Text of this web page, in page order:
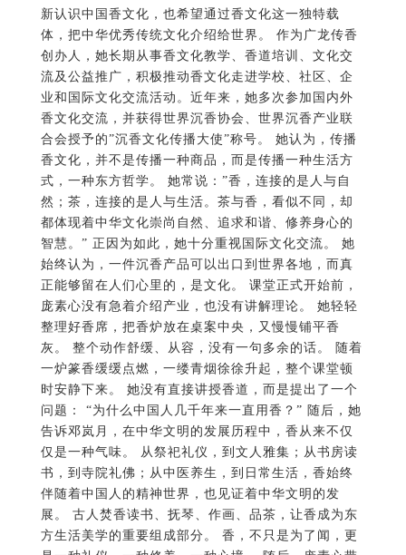
新认识中国香文化，也希望通过香文化这一独特载
体，把中华优秀传统文化介绍给世界。 作为广龙传香
创办人，她长期从事香文化教学、香道培训、文化交
流及公益推广，积极推动香文化走进学校、社区、企
业和国际文化交流活动。近年来，她多次参加国内外
香文化交流，并获得世界沉香协会、世界沉香产业联
合会授予的”沉香文化传播大使”称号。 她认为，传播
香文化，并不是传播一种商品，而是传播一种生活方
式，一种东方哲学。 她常说：”香，连接的是人与自
然；茶，连接的是人与生活。茶与香，看似不同，却
都体现着中华文化崇尚自然、追求和谐、修养身心的
智慧。” 正因为如此，她十分重视国际文化交流。 她
始终认为，一件沉香产品可以出口到世界各地，而真
正能够留在人们心里的，是文化。 课堂正式开始前，
庞素心没有急着介绍产业，也没有讲解理论。 她轻轻
整理好香席，把香炉放在桌案中央，又慢慢铺平香
灰。 整个动作舒缓、从容，没有一句多余的话。 随着
一炉篆香缓缓点燃，一缕青烟徐徐升起，整个课堂顿
时安静下来。 她没有直接讲授香道，而是提出了一个
问题： “为什么中国人几千年来一直用香？” 随后，她
告诉邓岚月，在中华文明的发展历程中，香从来不仅
仅是一种气味。 从祭祀礼仪，到文人雅集；从书房读
书，到寺院礼佛；从中医养生，到日常生活，香始终
伴随着中国人的精神世界，也见证着中华文明的发
展。 古人焚香读书、抚琴、作画、品茶，让香成为东
方生活美学的重要组成部分。 香，不只是为了闻，更